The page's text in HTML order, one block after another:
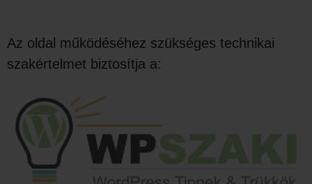
Az oldal működéséhez szükséges technikai
szakértelmet biztosítja a: